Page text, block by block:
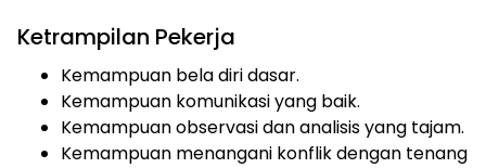
Ketrampilan Pekerja
Kemampuan bela diri dasar.
Kemampuan komunikasi yang baik.
Kemampuan observasi dan analisis yang tajam.
Kemampuan menangani konflik dengan tenang